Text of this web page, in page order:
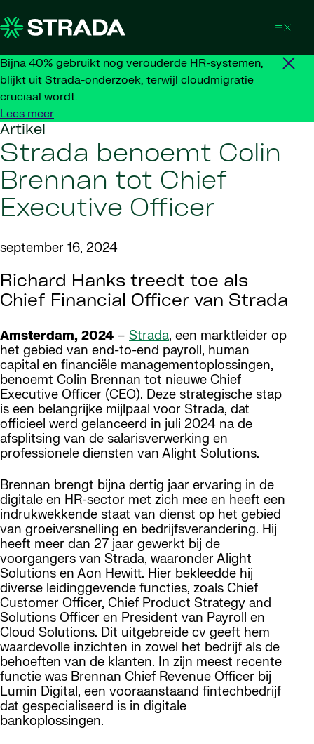
Bijna 40% gebruikt nog verouderde HR-systemen,
blijkt uit Strada-onderzoek, terwijl cloudmigratie
cruciaal wordt.
Lees meer
Artikel
Strada benoemt Colin
Brennan tot Chief
Executive Officer
september 16, 2024
Richard Hanks treedt toe als
Chief Financial Officer van Strada
Amsterdam, 2024 – Strada, een marktleider op
het gebied van end-to-end payroll, human
capital en financiële managementoplossingen,
benoemt Colin Brennan tot nieuwe Chief
Executive Officer (CEO). Deze strategische stap
is een belangrijke mijlpaal voor Strada, dat
officieel werd gelanceerd in juli 2024 na de
afsplitsing van de salarisverwerking en
professionele diensten van Alight Solutions.
Brennan brengt bijna dertig jaar ervaring in de
digitale en HR-sector met zich mee en heeft een
indrukwekkende staat van dienst op het gebied
van groeiversnelling en bedrijfsverandering. Hij
heeft meer dan 27 jaar gewerkt bij de
voorgangers van Strada, waaronder Alight
Solutions en Aon Hewitt. Hier bekleedde hij
diverse leidinggevende functies, zoals Chief
Customer Officer, Chief Product Strategy and
Solutions Officer en President van Payroll en
Cloud Solutions. Dit uitgebreide cv geeft hem
waardevolle inzichten in zowel het bedrijf als de
behoeften van de klanten. In zijn meest recente
functie was Brennan Chief Revenue Officer bij
Lumin Digital, een vooraanstaand fintechbedrijf
dat gespecialiseerd is in digitale
bankoplossingen.